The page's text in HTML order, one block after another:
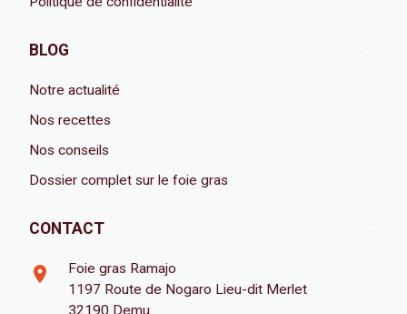
BLOG
Notre actualité
Nos recettes
Nos conseils
Dossier complet sur le foie gras
CONTACT
room
Foie gras Ramajo
1197 Route de Nogaro Lieu-dit Merlet
32190 Demu